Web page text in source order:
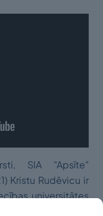
SIA "Apsīte"
Kristu Rudēvicu ir
universitātes